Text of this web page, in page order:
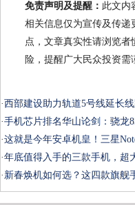
免责声明及提醒： 此文内
相关信息仅为宣传及传递
点，文章真实性请浏览
险，提醒广大民众投资需
·西部建设助力轨道5号线延长
·手机芯片排名华山论剑：骁龙
·这就是今年安卓机皇！三星
·年底值得入手的三款手机，超
· 新春焕机如何选？这四款旗舰